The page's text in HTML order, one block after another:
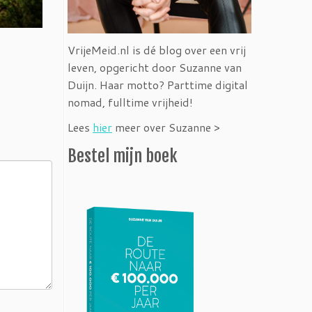
VrijeMeid.nl is dé blog over een vrij
leven, opgericht door Suzanne van
Duijn. Haar motto? Parttime digital
nomad, fulltime vrijheid!
Lees hier meer over Suzanne >
Bestel mijn boek